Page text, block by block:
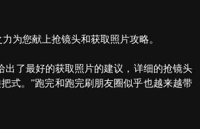
为您献上抢镜头和获取照片攻略。
了最好的获取照片的建议，详细的抢镜头
式。”跑完和跑完刷朋友圈似乎也越来越带